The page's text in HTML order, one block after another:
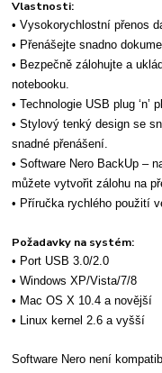
Vlastnosti:
• Vysokorychlostní přenos
• Přenášejte snadno
• Bezpečně zálohujte a
notebooku.
• Technologie USB plug
• Stylový tenký design se
snadné přenášení.
• Software Nero BackUp –
můžete vytvořit zálohu na
• Příručka rychlého použití
Požadavky na systém:
• Port USB 3.0/2.0
• Windows XP/Vista/7/8
• Mac OS X 10.4 a novější
• Linux kernel 2.6 a vyšší
Software Nero není